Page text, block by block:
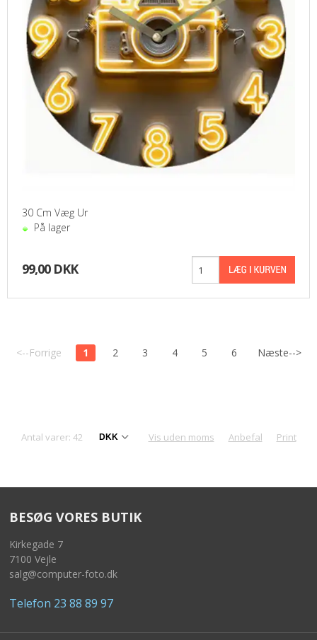
30 Cm Væg Ur
På lager
99,00 DKK
<--Forrige 1 2 3 4 5 6 Næste-->
Antal varer: 42 Vis uden moms Anbefal Print
BESØG VORES BUTIK
Kirkegade 7
7100 Vejle
salg@computer-foto.dk
Telefon 23 88 89 97